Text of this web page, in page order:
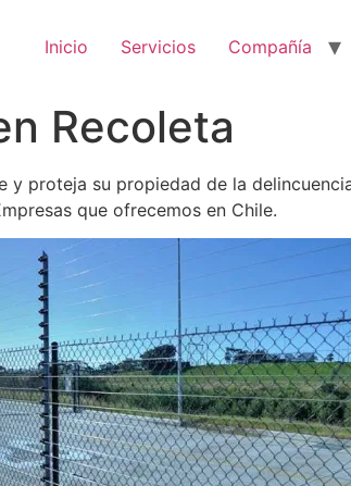
Inicio Servicios Compañía
Recoleta
y proteja su propiedad de la
que ofrecemos en Chile.